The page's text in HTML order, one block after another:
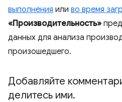
выполнения или во время
«Производительность»
данных для анализа
произошедшего.
Добавляйте
делитесь ими.